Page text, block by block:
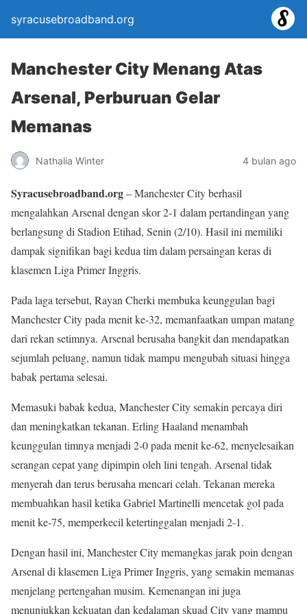
syracusebroadband.org
Manchester City Menang Atas
Arsenal, Perburuan Gelar
Memanas
Nathalia Winter 4 bulan ago
Syracusebroadband.org– Manchester City berhasil
mengalahkan Arsenal dengan skor 2-1 dalam pertandingan yang
berlangsung di Stadion Etihad, Senin (2/10). Hasil ini memiliki
dampak signifikan bagi kedua tim dalam persaingan keras di
klasemen Liga Primer Inggris.
Pada laga tersebut, Rayan Cherki membuka keunggulan bagi
Manchester City pada menit ke-32, memanfaatkan umpan matang
dari rekan setimnya. Arsenal berusaha bangkit dan mendapatkan
sejumlah peluang, namun tidak mampu mengubah situasi hingga
babak pertama selesai.
Memasuki babak kedua, Manchester City semakin percaya diri
dan meningkatkan tekanan. Erling Haaland menambah
keunggulan timnya menjadi 2-0 pada menit ke-62, menyelesaikan
serangan cepat yang dipimpin oleh lini tengah. Arsenal tidak
menyerah dan terus berusaha mencari celah. Tekanan mereka
membuahkan hasil ketika Gabriel Martinelli mencetak gol pada
menit ke-75, memperkecil ketertinggalan menjadi 2-1.
Dengan hasil ini, Manchester City memangkas jarak poin dengan
Arsenal di klasemen Liga Primer Inggris, yang semakin memanas
menjelang pertengahan musim. Kemenangan ini juga
menunjukkan kekuatan dan kedalaman skuad City yang mampu